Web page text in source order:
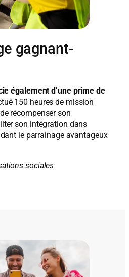
gagnant-
également d’une prime de
150 heures de mission
récompenser son
son intégration dans
le parrainage avantageux
sociales